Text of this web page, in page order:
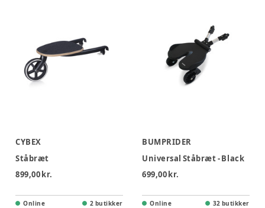
CYBEX
Ståbræt
899,00 kr.
Online 2 butikker
BUMPRIDER
Universal Ståbræt - Black
699,00 kr.
Online 32 butikker